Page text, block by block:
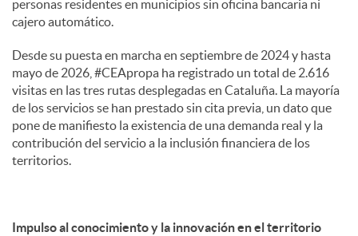
personas residentes en municipios sin oficina bancaria ni
cajero automático.
Desde su puesta en marcha en septiembre de 2024 y hasta
mayo de 2026, #CEApropa ha registrado un total de 2.616
visitas en las tres rutas desplegadas en Cataluña. La mayoría
de los servicios se han prestado sin cita previa, un dato que
pone de manifiesto la existencia de una demanda real y la
contribución del servicio a la inclusión financiera de los
territorios.
Impulso al conocimiento y la innovación en el territorio